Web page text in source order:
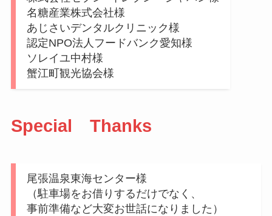
名糖産業株式会社様
あじさいデンタルクリニック様
認定NPO法人フードバンク愛知様
ソレイユ中村様
蟹江町観光協会様
Special Thanks
尾張温泉東海センター様
（駐車場をお借りするだけでなく、
事前準備など大変お世話になりました）